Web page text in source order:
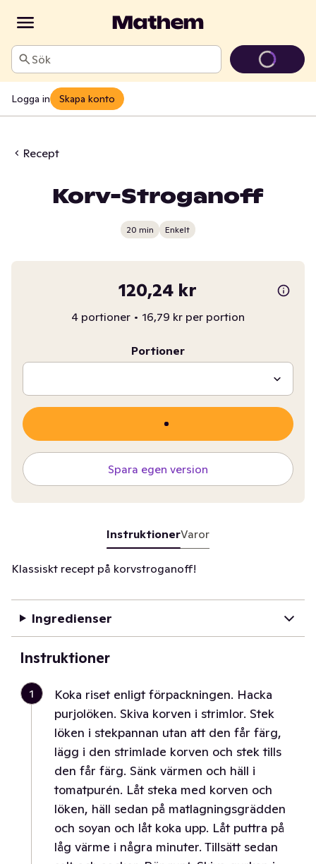
Sök
Logga in Skapa konto
Recept
Korv-Stroganoff
20 min Enkelt
120,24 kr
4 portioner • 16,79 kr per portion
Portioner
Spara egen version
InstruktionerVaror
Klassiskt recept på korvstroganoff!
Ingredienser
Instruktioner
1
Koka riset enligt förpackningen. Hacka
purjolöken. Skiva korven i strimlor. Stek
löken i stekpannan utan att den får färg,
lägg i den strimlade korven och stek tills
den får färg. Sänk värmen och häll i
tomatpurén. Låt steka med korven och
löken, häll sedan på matlagningsgrädden
och soyan och låt koka upp. Låt puttra på
låg värme i några minuter. Tillsätt sedan